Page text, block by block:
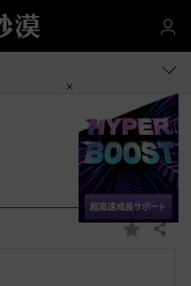
お 共有する